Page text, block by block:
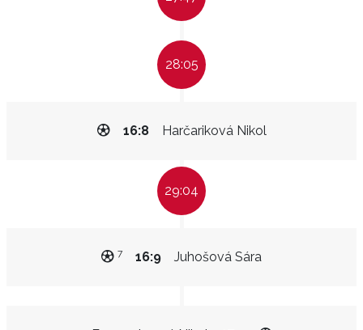
28:05
Harčariková Nikol
16:8
29:04
Juhošová Sára
16:9
7